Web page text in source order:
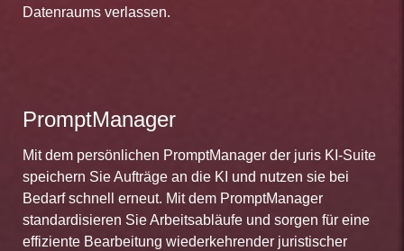
Datenraums verlassen.
PromptManager
Mit dem persönlichen PromptManager der juris KI-Suite
speichern Sie Aufträge an die KI und nutzen sie bei
Bedarf schnell erneut. Mit dem PromptManager
standardisieren Sie Arbeitsabläufe und sorgen für eine
effiziente Bearbeitung wiederkehrender juristischer